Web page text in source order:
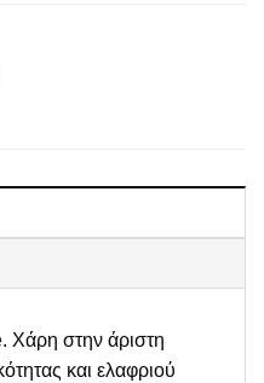
Χάρη στην άριστη
και ελαφριού